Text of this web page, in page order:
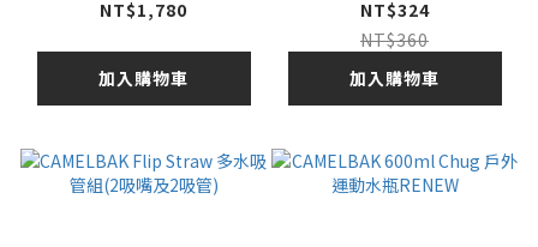
身活性碳濾水器 – 岩
8021401
NT$1,780
加入購物車
NT$324
NT$360
加入購物車